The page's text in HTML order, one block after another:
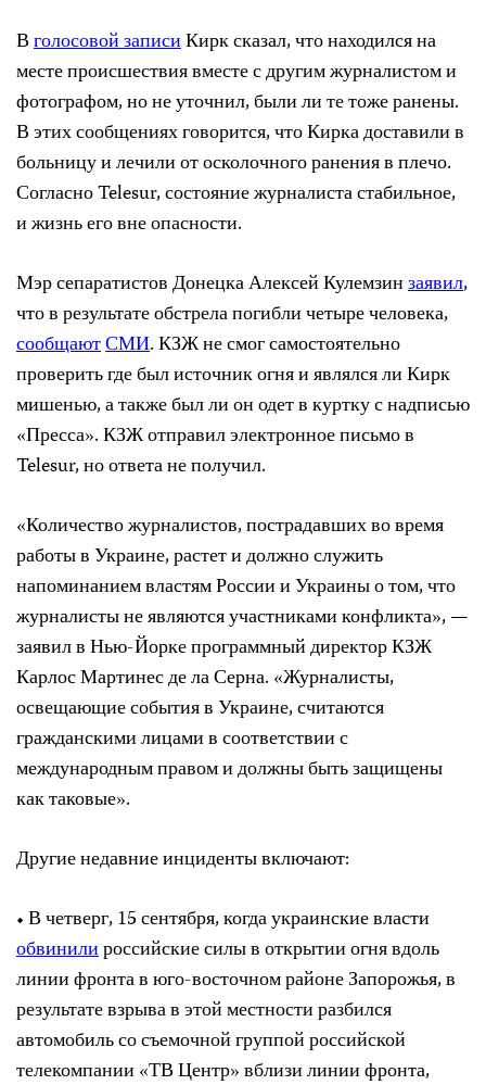
Вголосовой записиКирк сказал, что находился на
месте происшествия вместе с другим журналистом и
фотографом, но не уточнил, были ли те тоже ранены.
В этих сообщениях говорится, что Кирка доставили в
больницу и лечили от осколочного ранения в плечо.
Согласно Telesur, состояние журналиста стабильное,
и жизнь его вне опасности.
Мэр сепаратистов Донецка Алексей Кулемзинзаявил,
что в результате обстрела погибли четыре человека,
сообщаютСМИ. КЗЖ не смог самостоятельно
проверить где был источник огня и являлся ли Кирк
мишенью, а также был ли он одет в куртку с надписью
«Пресса». КЗЖ отправил электронное письмо в
Telesur, но ответа не получил.
«Количество журналистов, пострадавших во время
работы в Украине, растет и должно служить
напоминанием властям России и Украины о том, что
журналисты не являются участниками конфликта», —
заявил в Нью-Йорке программный директор КЗЖ
Карлос Мартинес де ла Серна. «Журналисты,
освещающие события в Украине, считаются
гражданскими лицами в соответствии с
международным правом и должны быть защищены
как таковые».
Другие недавние инциденты включают:
• В четверг, 15 сентября, когда украинские власти
обвинилироссийские силы в открытии огня вдоль
линии фронта в юго-восточном районе Запорожья, в
результате взрыва в этой местности разбился
автомобиль со съемочной группой российской
телекомпании «ТВ Центр» вблизи линии фронта,